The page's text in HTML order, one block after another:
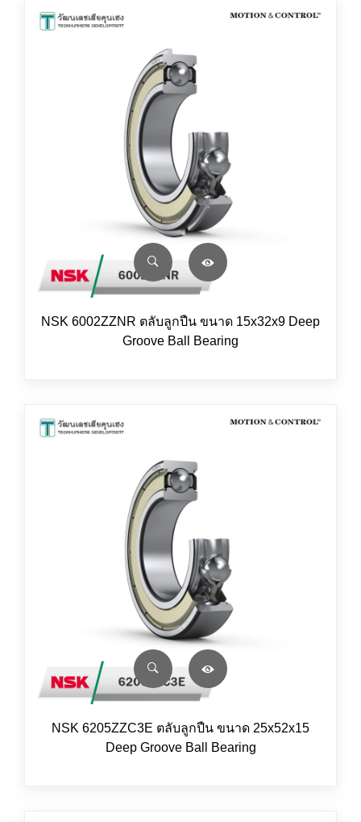
NSK 6002ZZNR ตลับลูกปืน ขนาด 15x32x9 Deep
Groove Ball Bearing
NSK 6205ZZC3E ตลับลูกปืน ขนาด 25x52x15
Deep Groove Ball Bearing